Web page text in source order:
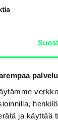
ja käyttää